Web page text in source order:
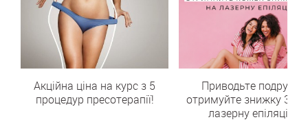
Акційна ціна на курс з 5
процедур пресотерапії!
Приводьте подругу -
отримуйте знижку 30%
лазерну епіляцію